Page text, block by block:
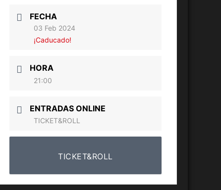
FECHA
03 Feb 2024
¡Caducado!
HORA
21:00
ENTRADAS ONLINE
TICKET&ROLL
TICKET&ROLL